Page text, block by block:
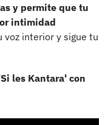
y permite que tu
intimidad
voz interior y sigue tu
les Kantara' con